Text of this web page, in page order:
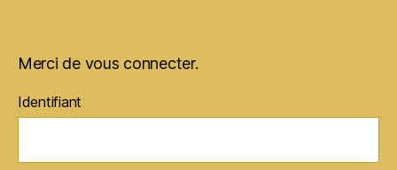
Merci de vous connecter.
Identifiant